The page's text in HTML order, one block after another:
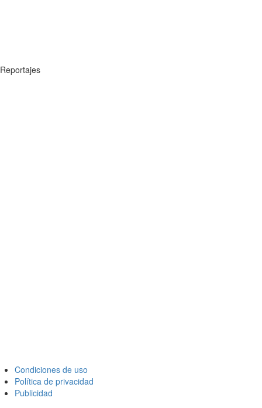
Reportajes
Condiciones de uso
Política de privacidad
Publicidad